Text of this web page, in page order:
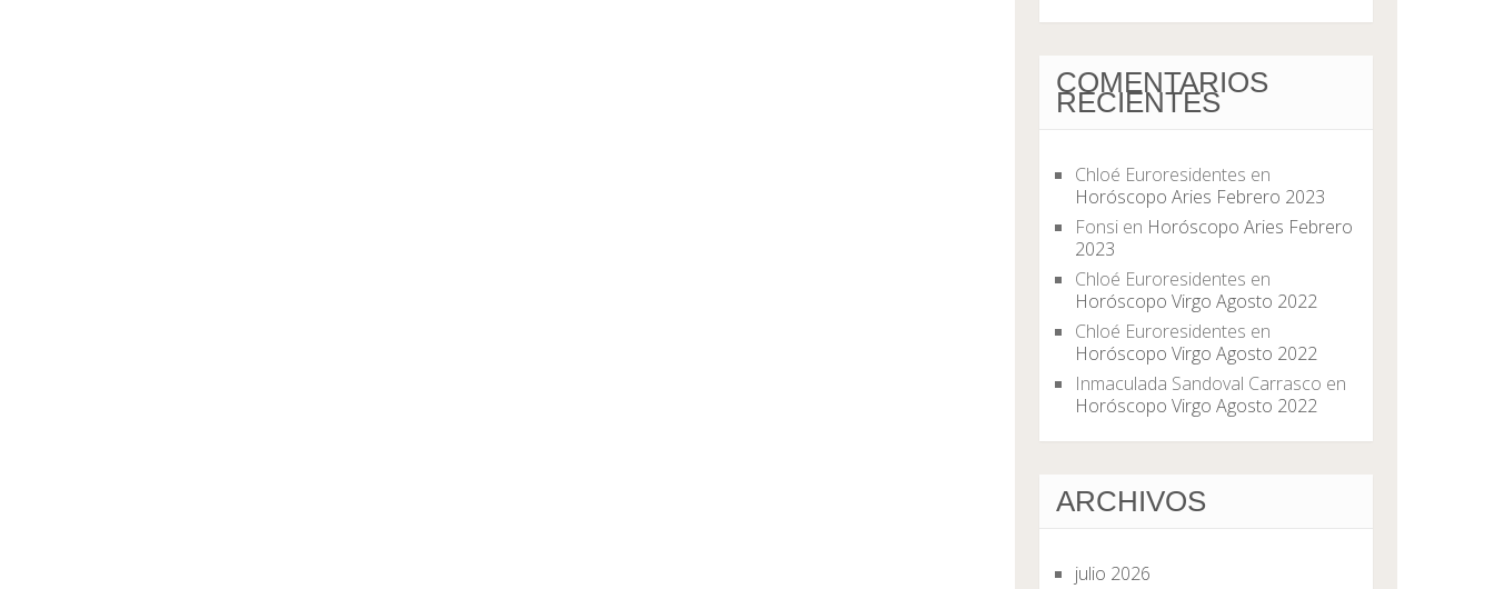
COMENTARIOS
RECIENTES
Chloé Euroresidentes en
Horóscopo Aries Febrero 2023
Fonsi en Horóscopo Aries Febrero
2023
Chloé Euroresidentes en
Horóscopo Virgo Agosto 2022
Chloé Euroresidentes en
Horóscopo Virgo Agosto 2022
Inmaculada Sandoval Carrasco en
Horóscopo Virgo Agosto 2022
ARCHIVOS
julio 2026